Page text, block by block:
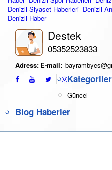
Denizli Siyaset Haberleri Denizli
Denizli Haber
Destek
05352523833
Adress: E-mail:
Kategoriler
Güncel
Blog Haberler